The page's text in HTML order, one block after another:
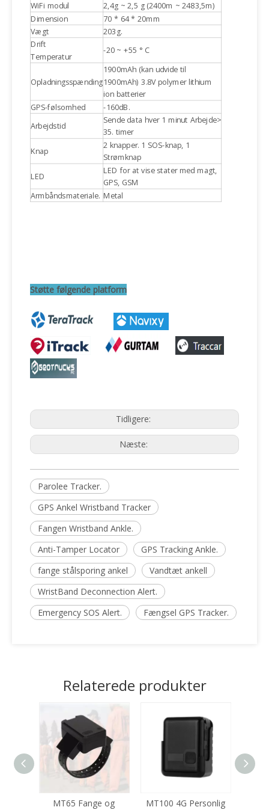
WiFi modul
2,4g ~ 2,5 g (2400m ~ 2483,5m)
Dimension
70 * 64 * 20mm
Vægt
203g.
Drift
Temperatur
-20 ~ +55 ° C
Opladningsspænding
1900mAh (kan udvide til
1900mAh) 3.8V polymer lithium
ion batterier
GPS-følsomhed
-160dB.
Arbejdstid
Sende data hver 1 minut Arbejde>
35. timer
Knap
2 knapper. 1 SOS-knap, 1
Strømknap
LED
LED for at vise stater med magt,
GPS, GSM
Armbåndsmateriale. Metal
Støtte følgende platform
Tidligere:
Næste:
Parolee Tracker.
GPS Ankel Wristband Tracker
Fangen Wristband Ankle.
Anti-Tamper Locator
GPS Tracking Ankle.
fange stålsporing ankel
Vandtæt ankell
WristBand Deconnection Alert.
Emergency SOS Alert.
Fængsel GPS Tracker.
Relaterede produkter
MT65 Fange og
MT100 4G Personlig